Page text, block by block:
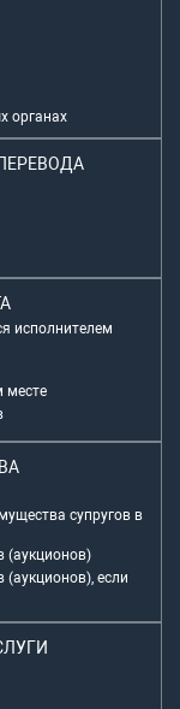
органах
исполнителем
месте
супругов в
(аукционов)
если